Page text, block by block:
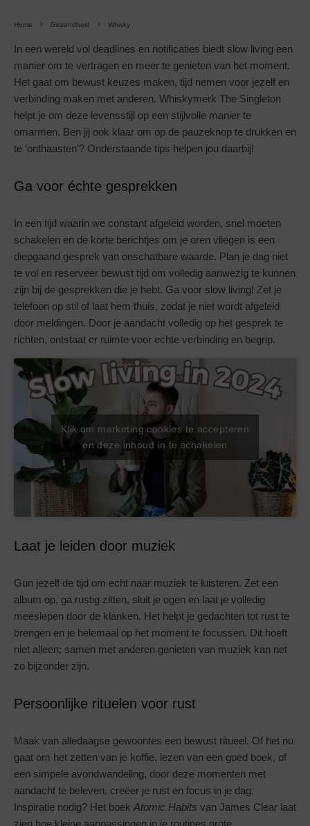
Home Gezondheid Whisky
In een wereld vol deadlines en notificaties biedt slow living een
manier om te vertragen en meer te genieten van het moment.
Het gaat om bewust keuzes maken, tijd nemen voor jezelf en
verbinding maken met anderen. Whiskymerk The Singleton
helpt je om deze levensstijl op een stijlvolle manier te
omarmen. Ben jij ook klaar om op de pauzeknop te drukken en
te ‘onthaasten’? Onderstaande tips helpen jou daarbij!
Ga voor échte gesprekken
In een tijd waarin we constant afgeleid worden, snel moeten
schakelen en de korte berichtjes om je oren vliegen is een
diepgaand gesprek van onschatbare waarde. Plan je dag niet
te vol en reserveer bewust tijd om volledig aanwezig te kunnen
zijn bij de gesprekken die je hebt. Ga voor slow living! Zet je
telefoon op stil of laat hem thuis, zodat je niet wordt afgeleid
door meldingen. Door je aandacht volledig op het gesprek te
richten, ontstaat er ruimte voor echte verbinding en begrip.
Klik om marketing cookies te accepteren
en deze inhoud in te schakelen
Laat je leiden door muziek
Gun jezelf de tijd om echt naar muziek te luisteren. Zet een
album op, ga rustig zitten, sluit je ogen en laat je volledig
meeslepen door de klanken. Het helpt je gedachten tot rust te
brengen en je helemaal op het moment te focussen. Dit hoeft
niet alleen; samen met anderen genieten van muziek kan net
zo bijzonder zijn.
Persoonlijke rituelen voor rust
Maak van alledaagse gewoontes een bewust ritueel. Of het nu
gaat om het zetten van je koffie, lezen van een goed boek, of
een simpele avondwandeling, door deze momenten met
aandacht te beleven, creëer je rust en focus in je dag.
Inspiratie nodig? Het boek Atomic Habits van James Clear laat